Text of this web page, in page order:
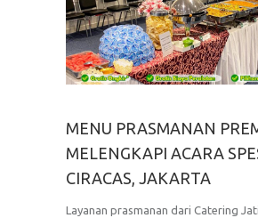
MENU PRASMANAN
MELENGKAPI ACARA
CIRACAS, JAKARTA
Layanan prasmanan dari Catering